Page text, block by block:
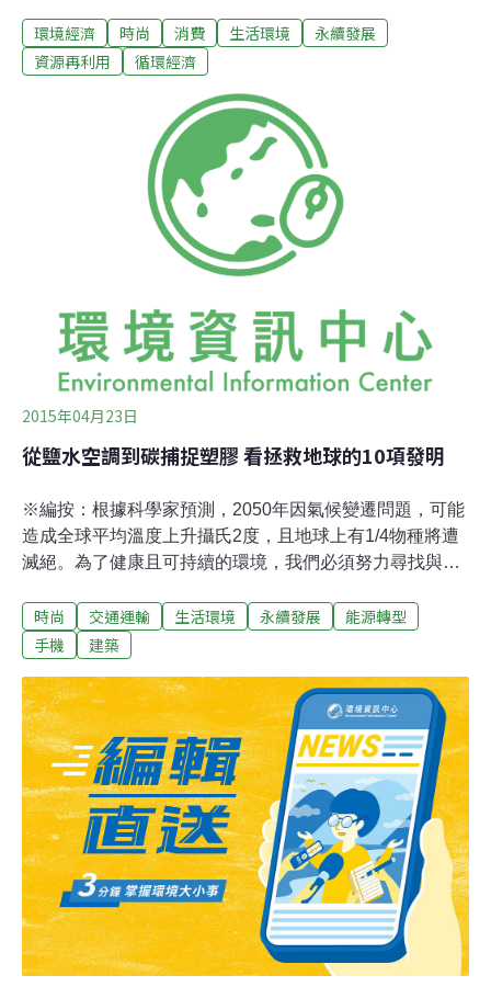
借和擺放衣服的「Lena the fashion library」圖書館，讓女
人的衣櫃永遠保鮮，不會少一件！
環境經濟 時尚 消費 生活環境
永續發展
資源再利用
循環經濟
2015年04月23日
從鹽水空調到碳捕捉塑膠 看拯救地球的10項發明
※編按：根據科學家預測，2050年因氣候變遷問題，可能
造成全球平均溫度上升攝氏2度，且地球上有1/4物種將遭
滅絕。為了健康且可持續的環境，我們必須努力尋找與地
系列外電，將帶您一起從教育、時尚、能源等各方面，認
識友善地球的行動計畫。根據英國衛報報導，2014年全球
格的領軍下，於10月底評選出全球危機最佳解決方案，並
趕在 IPCC 第五份氣候變遷報告出爐前舉行頒獎典禮。本
次競賽囊括糧食、時尚、城市運輸發展與醫療照顧等十大
面向，一共吸引全球超過900件投稿，並有超過84個國家
已實施這些計畫。以下就讓我們來看看各面向的決選作
品。
時尚 交通運輸 生活環境 永續發展
能源轉型
手機
建築